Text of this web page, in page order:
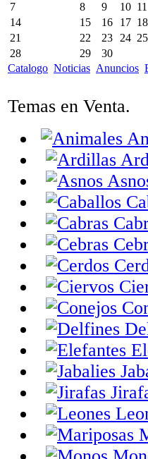
7
8 9 10 11
14
15 16 17 18
21
22 23 24 25
28
29
30
Catalogo Noticias Anuncios
Temas en Venta.